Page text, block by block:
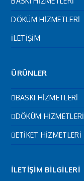
DÖKÜM HİZMETLERİ
İLETİŞİM
ÜRÜNLER
BASKI HİZMETLERİ
DÖKÜM HİZMETLERİ
ETİKET HİZMETLERİ
İLETİŞİM BİLGİLERİ